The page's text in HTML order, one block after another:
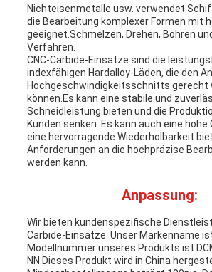
Nichteisenmetalle usw.
die Bearbeitung komplexer Formen mit
geeignet.Schmelzen, Drehen, Bohren
Verfahren.
CNC-Carbide-Einsätze sind die
indexfähigen Hardalloy-Läden, die den
Hochgeschwindigkeitsschnitts gerecht
können.Es kann eine stabile und
Schneidleistung bieten und die
Kunden senken. Es kann auch eine hohe
eine hervorragende Wiederholbarkeit
Anforderungen an die hochpräzise
werden kann.
Anpassung:
Wir bieten kundenspezifische
Carbide-Einsätze. Unser Markenname
Modellnummer unseres Produkts ist
NN.Dieses Produkt wird in China